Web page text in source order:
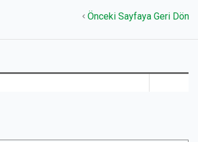
Önceki Sayfaya Geri Dön